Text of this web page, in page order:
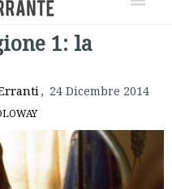
1: la
, 24 Dicembre 2014